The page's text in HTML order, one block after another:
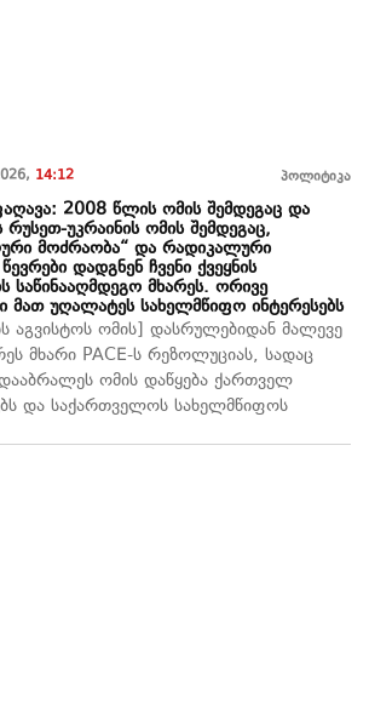
14:12 პოლიტიკა
2008 წლის ომის შემდეგაც და
უკრაინის ომის შემდეგაც,
მოძრაობა“ და რადიკალური
დადგნენ ჩვენი ქვეყნის
საწინააღმდეგო მხარეს. ორივე
მათ უღალატეს სახელმწიფო ინტერესებს
აგვისტოს ომის] დასრულებიდან მალევე
მხარი PACE-ს რეზოლუციას, სადაც
ომის დაწყება ქართველ
და საქართველოს სახელმწიფოს